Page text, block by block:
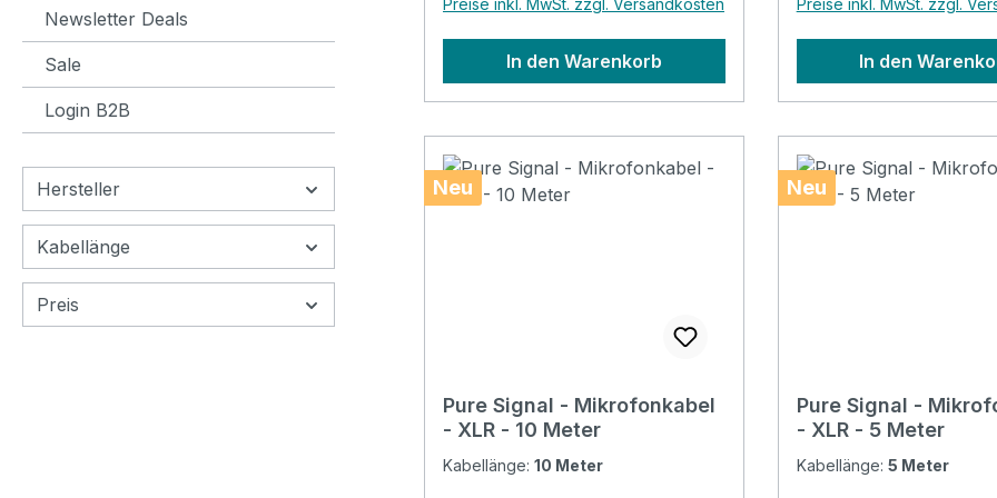
Newsletter Deals
Sale
Login B2B
Hersteller
Kabellänge
Preis
Mono, in guter Qualität mit
Zugentlastung. Geeignet für
Bühne, Studio oder im
Proberaum. - Länge: 10m-
mit Zugentlastung- Farbe: Black-
Kabel: Kunststoff
Preise inkl. MwSt. zzgl. Versandkosten
In den Warenkorb
Mono, in guter Qualität
Zugentlastung.
Bühne, Studio oder im
Proberaum. - Länge:
Zugentlastung- Farbe:
Kabel: Kunststoff
Preise inkl. MwSt. zzgl.
In den
Neu
Pure Signal - Mikrofonkabel
- XLR - 10 Meter
Kabellänge: 10 Meter
Neu
Pure Signal -
- XLR - 5 Meter
Kabellänge: 5 Meter